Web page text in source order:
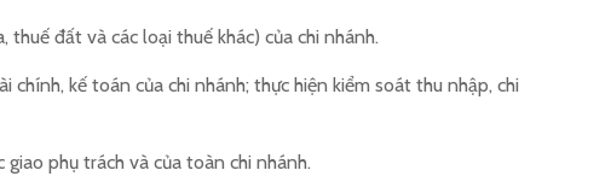
đất và các loại thuế khác) của chi nhánh.
kế toán của chi nhánh; thực hiện kiểm soát thu nhập, chi
phụ trách và của toàn chi nhánh.